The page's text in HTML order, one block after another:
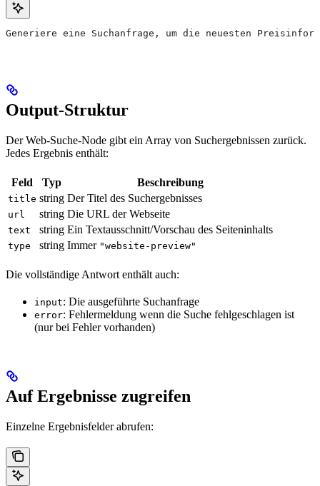
Generiere eine Suchanfrage, um die neuesten
Output-Struktur
Der Web-Suche-Node gibt ein Array von Suchergebnissen zurück.
Jedes Ergebnis enthält:
Feld Typ Beschreibung
title string Der Titel des Suchergebnisses
url string Die URL der Webseite
text string Ein Textausschnitt/Vorschau des Seiteninhalts
type string Immer "website-preview"
Die vollständige Antwort enthält auch:
input: Die ausgeführte Suchanfrage
error: Fehlermeldung wenn die Suche fehlgeschlagen ist
(nur bei Fehler vorhanden)
Auf Ergebnisse zugreifen
Einzelne Ergebnisfelder abrufen: